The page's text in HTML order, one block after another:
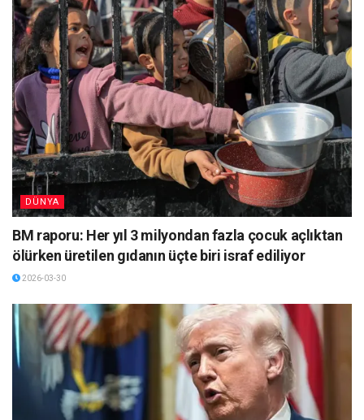
DÜNYA
BM raporu: Her yıl 3 milyondan fazla çocuk açlıktan
ölürken üretilen gıdanın üçte biri israf ediliyor
2026-03-30